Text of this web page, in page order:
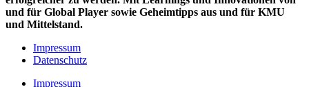
und für Global Player sowie Geheimtipps aus und für KMU
und Mittelstand.
Impressum
Datenschutz
Impressum